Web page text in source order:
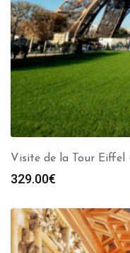
Visite de la Tour Eiffel
329.00€